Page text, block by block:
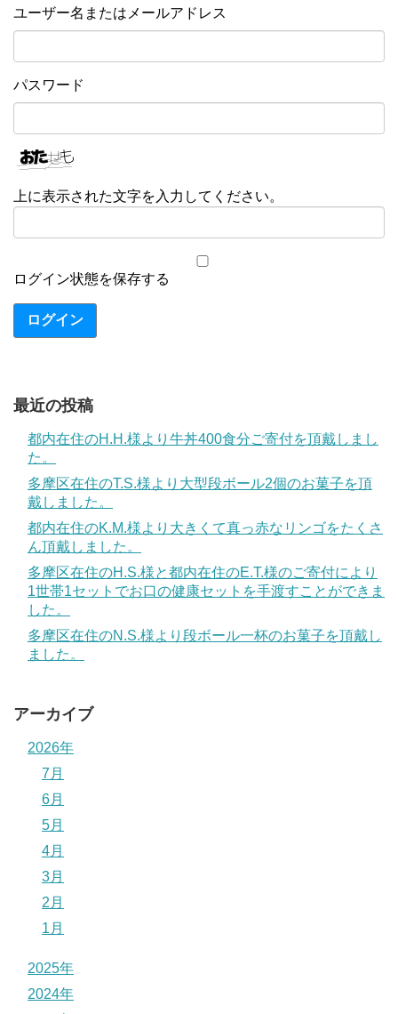
ユーザー名またはメールアドレス
パスワード
上に表示された文字を入力してください。
ログイン状態を保存する
ログイン
最近の投稿
都内在住のH.H.様より牛丼400食分ご寄付を頂戴しまし
た。
多摩区在住のT.S.様より大型段ボール2個のお菓子を頂
戴しました。
都内在住のK.M.様より大きくて真っ赤なリンゴをたくさ
ん頂戴しました。
多摩区在住のH.S.様と都内在住のE.T.様のご寄付により
1世帯1セットでお口の健康セットを手渡すことができま
した。
多摩区在住のN.S.様より段ボール一杯のお菓子を頂戴し
ました。
アーカイブ
2026年
7月
6月
5月
4月
3月
2月
1月
2025年
2024年